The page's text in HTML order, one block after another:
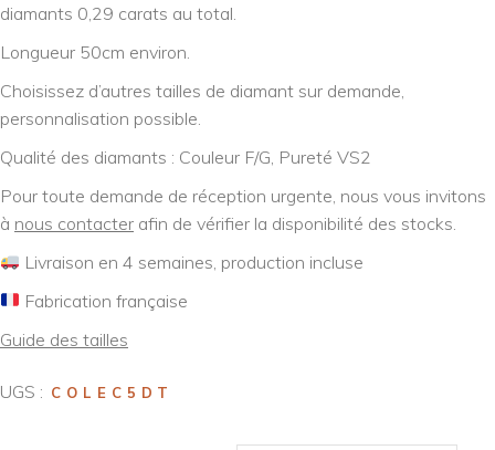
diamants 0,29 carats au total.
Longueur 50cm environ.
Choisissez d’autres tailles de diamant sur demande,
personnalisation possible.
Qualité des diamants : Couleur F/G, Pureté VS2
Pour toute demande de réception urgente, nous vous invitons
à nous contacter afin de vérifier la disponibilité des stocks.
Livraison en 4 semaines, production incluse
Fabrication française
Guide des tailles
UGS : COLEC5DT